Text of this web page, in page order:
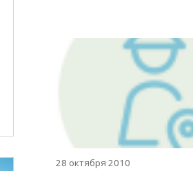
28 октября 2010